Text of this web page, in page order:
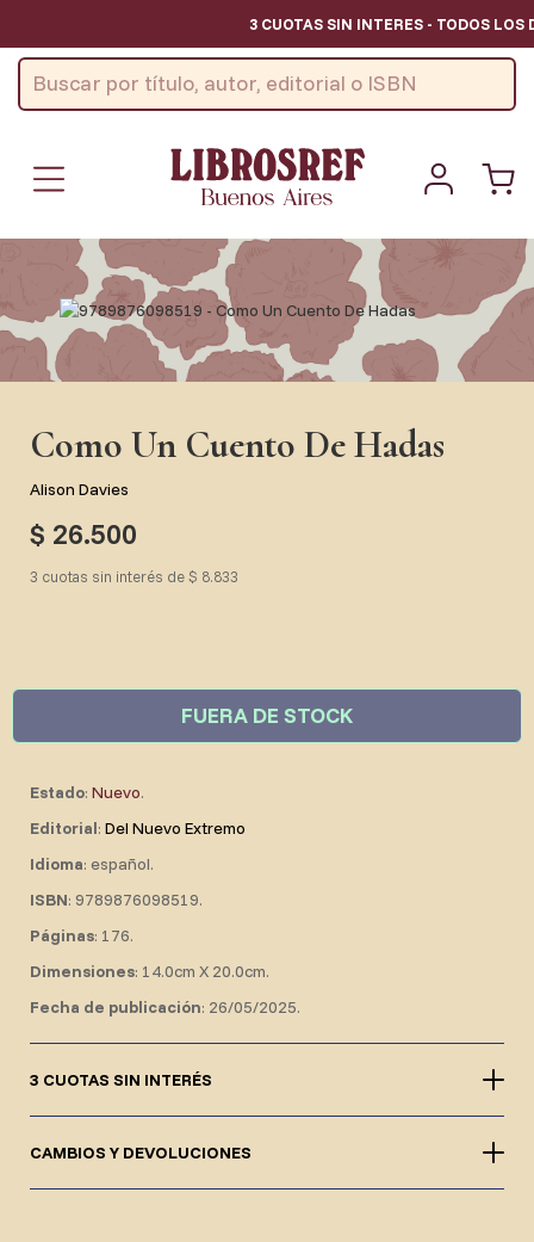
3 CUOTAS SIN INTERES - TODOS LOS
Como Un Cuento De Hadas
Alison Davies
$ 26.500
3 cuotas sin interés de $ 8.833
FUERA DE STOCK
Estado: Nuevo.
Editorial: Del Nuevo Extremo
Idioma: español.
ISBN: 9789876098519.
Páginas: 176.
Dimensiones: 14.0cm X 20.0cm.
Fecha de publicación: 26/05/2025.
3 CUOTAS SIN INTERÉS
CAMBIOS Y DEVOLUCIONES